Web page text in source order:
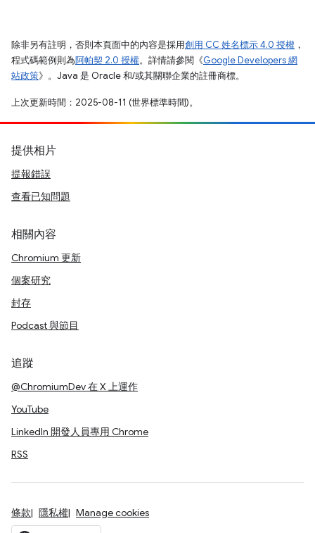
除非另有註明，否則本頁面中的內容是採用創用 CC 姓名標示 4.0 授權 ，
程式碼範例則為阿帕契 2.0 授權。詳情請參閱《Google Developers 網
站政策》。Java 是 Oracle 和/或其關聯企業的註冊商標。
上次更新時間：2025-08-11 (世界標準時間)。
提供相片
提報錯誤
查看已知問題
相關內容
Chromium 更新
個案研究
封存
Podcast 與節目
追蹤
@ChromiumDev 在 X 上運作
YouTube
LinkedIn 開發人員專用 Chrome
RSS
條款 隱私權 Manage cookies